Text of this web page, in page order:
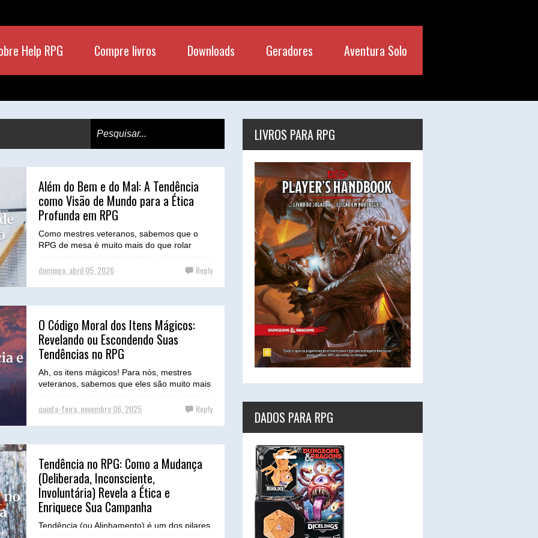
Help RPG Compre livros Downloads Geradores Aventura Solo
Além do Bem e do Mal: A Tendência
como Visão de Mundo para a Ética
Profunda em RPG
Como mestres veteranos, sabemos que o
RPG de mesa é muito mais do que rolar
histórias, criar mundo...
domingo, abril 05, 2026 Reply
O Código Moral dos Itens Mágicos:
Revelando ou Escondendo Suas
Tendências no RPG
Ah, os itens mágicos! Para nós, mestres
veteranos, sabemos que eles são muito mais
ferramentas utilitárias....
quinta-feira, novembro 06, 2025 Reply
Tendência no RPG: Como a Mudança
(Deliberada, Inconsciente,
Involuntária) Revela a Ética e
Enriquece Sua Campanha
Tendência (ou Alinhamento) é um dos pilares
LIVROS PARA RPG
DADOS PARA RPG